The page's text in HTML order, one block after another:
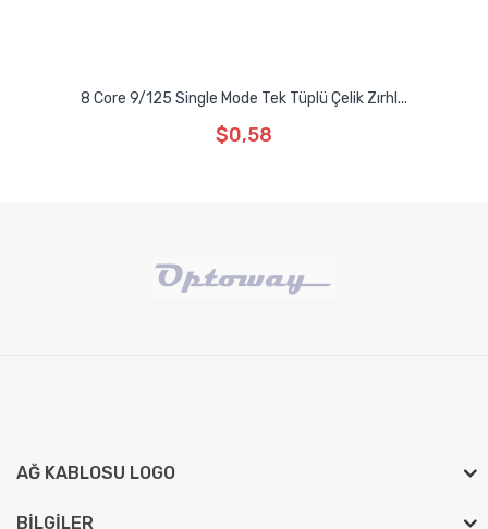
8 Core 9/125 Single Mode Tek Tüplü Çelik Zırhl...
$0,58
AĞ KABLOSU LOGO
BILGILER